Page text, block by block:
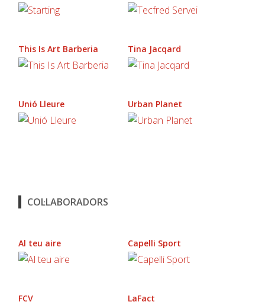
This Is Art Barberia Tina Jacqard
Unió Lleure Urban Planet
COL·LABORADORS
Al teu aire Capelli Sport
FCV LaFact